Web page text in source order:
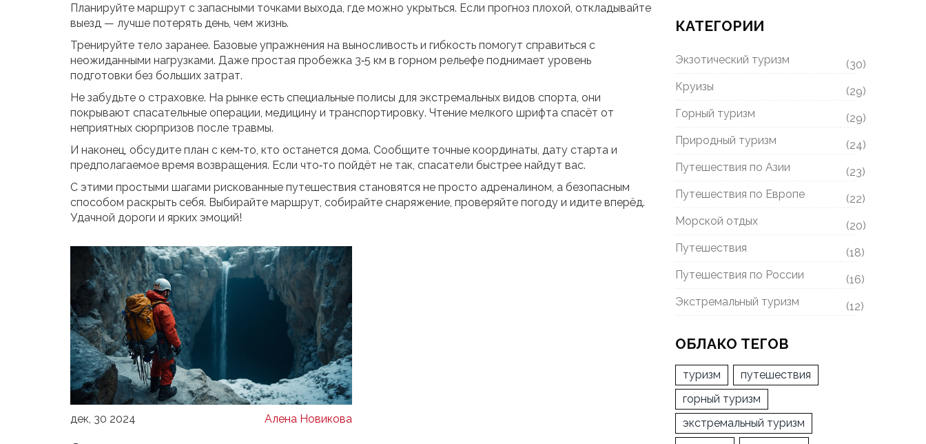
Планируйте маршрут с запасными точками выхода, где можно укрыться. Если прогноз плохой, откладывайте
выезд — лучше потерять день, чем жизнь.
Тренируйте тело заранее. Базовые упражнения на выносливость и гибкость помогут справиться с
неожиданными нагрузками. Даже простая пробежка 3‑5 км в горном рельефе поднимает уровень
подготовки без больших затрат.
Не забудьте о страховке. На рынке есть специальные полисы для экстремальных видов спорта, они
покрывают спасательные операции, медицину и транспортировку. Чтение мелкого шрифта спасёт от
неприятных сюрпризов после травмы.
И наконец, обсудите план с кем‑то, кто останется дома. Сообщите точные координаты, дату старта и
предполагаемое время возвращения. Если что‑то пойдёт не так, спасатели быстрее найдут вас.
С этими простыми шагами рискованные путешествия становятся не просто адреналином, а безопасным
способом раскрыть себя. Выбирайте маршрут, собирайте снаряжение, проверяйте погоду и идите вперёд.
Удачной дороги и ярких эмоций!
дек, 30 2024 Алена Новикова
КАТЕГОРИИ
Экзотический туризм
(30)
Круизы
(29)
Горный туризм
(29)
Природный туризм
(24)
Путешествия по Азии
(23)
Путешествия по Европе
(22)
Морской отдых
(20)
Путешествия
(18)
Путешествия по России
(16)
Экстремальный туризм
(12)
ОБЛАКО ТЕГОВ
туризм
путешествия
горный туризм
экстремальный туризм